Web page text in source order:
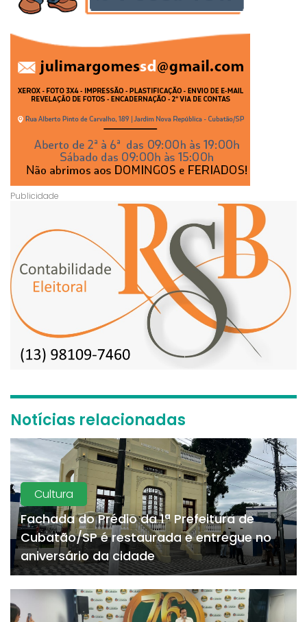
Notícias relacionadas
Cultura
Fachada do Prédio da 1ª Prefeitura de
Cubatão/SP é restaurada e entregue no
aniversário da cidade